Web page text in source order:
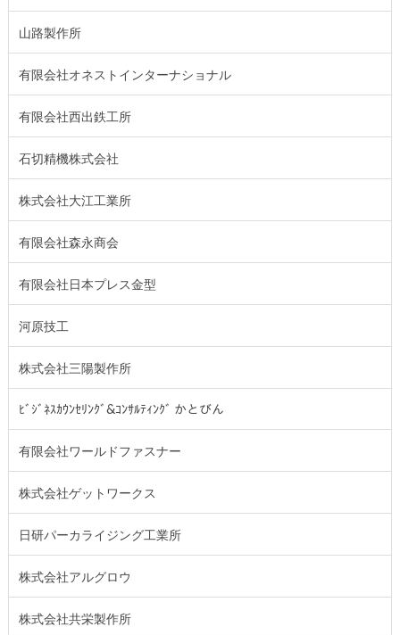
山路製作所
有限会社オネストインターナショナル
有限会社西出鉄工所
石切精機株式会社
株式会社大江工業所
有限会社森永商会
有限会社日本プレス金型
河原技工
株式会社三陽製作所
ﾋﾞｼﾞﾈｽｶｳﾝｾﾘﾝｸﾞ&ｺﾝｻﾙﾃｨﾝｸﾞ かとびん
有限会社ワールドファスナー
株式会社ゲットワークス
日研パーカライジング工業所
株式会社アルグロウ
株式会社共栄製作所